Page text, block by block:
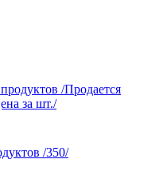
/Продается
за шт./
/350/